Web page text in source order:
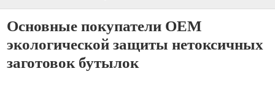
Основные покупатели OEM
экологической защиты нетоксичных
заготовок бутылок